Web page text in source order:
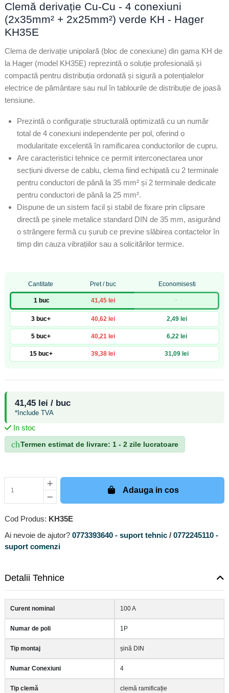
Clemă derivație Cu-Cu - 4 conexiuni
(2x35mm² + 2x25mm²) verde KH - Hager
KH35E
Clema de derivație unipolară (bloc de conexiune) din gama KH de
la Hager (model KH35E) reprezintă o soluție profesională și
compactă pentru distribuția ordonată și sigură a potențialelor
electrice de pământare sau nul în tablourile de distribuție de joasă
tensiune.
Prezintă o configurație structurală optimizată cu un număr
total de 4 conexiuni independente per pol, oferind o
modularitate excelentă în ramificarea conductorilor de cupru.
Are caracteristici tehnice ce permit interconectarea unor
secțiuni diverse de cablu, clema fiind echipată cu 2 terminale
pentru conductori de până la 35 mm² și 2 terminale dedicate
pentru conductori de până la 25 mm².
Dispune de un sistem facil și stabil de fixare prin clipsare
directă pe șinele metalice standard DIN de 35 mm, asigurând
o strângere fermă cu șurub ce previne slăbirea contactelor în
timp din cauza vibrațiilor sau a solicitărilor termice.
Cantitate Pret / buc Economisesti
1 buc 41,45 lei -
3 buc+ 40,62 lei 2,49 lei
5 buc+ 40,21 lei 6,22 lei
15 buc+ 39,38 lei 31,09 lei
Adauga in cos
41,45 lei / buc
*Include TVA
In stoc
check_circle
Termen estimat de livrare: 1 - 2 zile lucratoare
Cod Produs: KH35E
Ai nevoie de ajutor? 0773393640 - suport tehnic / 0772245110 -
suport comenzi
Detalii Tehnice
Curent nominal 100 A
Numar de poli 1P
Tip montaj șină DIN
Numar Conexiuni 4
Tip clemă clemă ramificație